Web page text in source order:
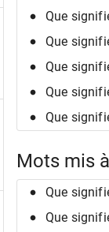
Que
Que
Que
Que
Que
Mots mis
Que
Que